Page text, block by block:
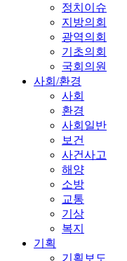
정치이슈
지방의회
광역의회
기초의회
국회의원
사회/환경
사회
환경
사회일반
보건
사건사고
해양
소방
교통
기상
복지
기획
기획보도